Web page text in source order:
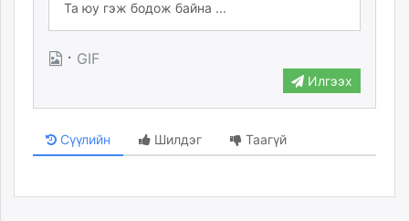
· GIF
Илгээх
Сүүлийн Шилдэг Таагүй